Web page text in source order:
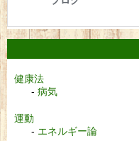
健康法
病気
運動
エネルギー論